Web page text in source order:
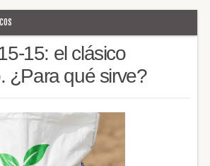
15: el clásico
¿Para qué sirve?